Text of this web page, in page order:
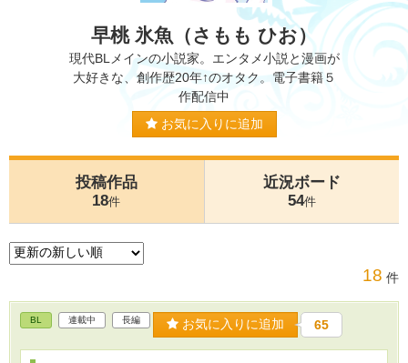
早桃 氷魚（さもも ひお）
現代BLメインの小説家。エンタメ小説と漫画が
大好きな、創作歴20年↑のオタク。電子書籍５
作配信中
お気に入りに追加
投稿作品
18件
近況ボード
54件
18 件
BL 連載中 長編 お気に入りに追加 65